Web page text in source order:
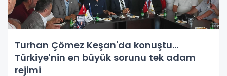
Turhan Çömez Keşan'da konuştu...
Türkiye'nin en büyük sorunu tek adam
rejimi